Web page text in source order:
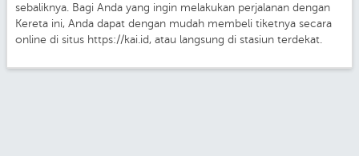
sebaliknya. Bagi Anda yang ingin melakukan perjalanan dengan
Kereta ini, Anda dapat dengan mudah membeli tiketnya secara
online di situs https://kai.id, atau langsung di stasiun terdekat.